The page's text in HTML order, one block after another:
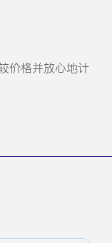
价格并放心地计